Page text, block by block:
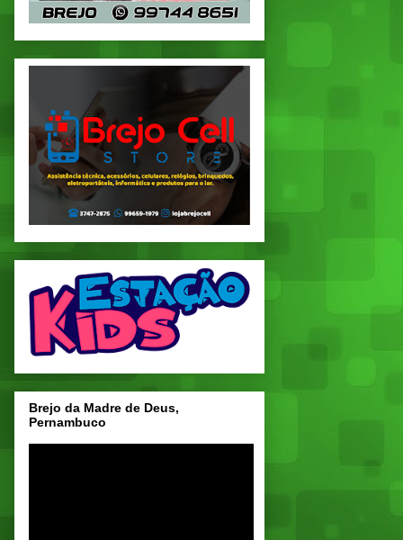
Brejo da Madre de Deus,
Pernambuco